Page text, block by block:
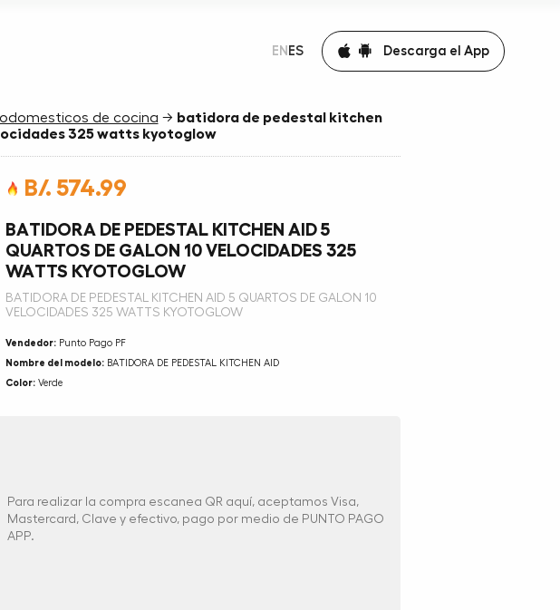
EN ES Descarga el App
de cocina → batidora de pedestal kitchen
325 watts kyotoglow
B/. 574.99
BATIDORA DE PEDESTAL KITCHEN AID 5
QUARTOS DE GALON 10 VELOCIDADES 325
WATTS KYOTOGLOW
BATIDORA DE PEDESTAL KITCHEN AID 5 QUARTOS DE GALON 10
VELOCIDADES 325 WATTS KYOTOGLOW
Vendedor:Punto Pago PF
Nombre del modelo:BATIDORA DE PEDESTAL KITCHEN AID
Color:Verde
Para realizar la compra escanea QR aquí, aceptamos Visa,
Mastercard, Clave y efectivo, pago por medio de PUNTO PAGO
APP.